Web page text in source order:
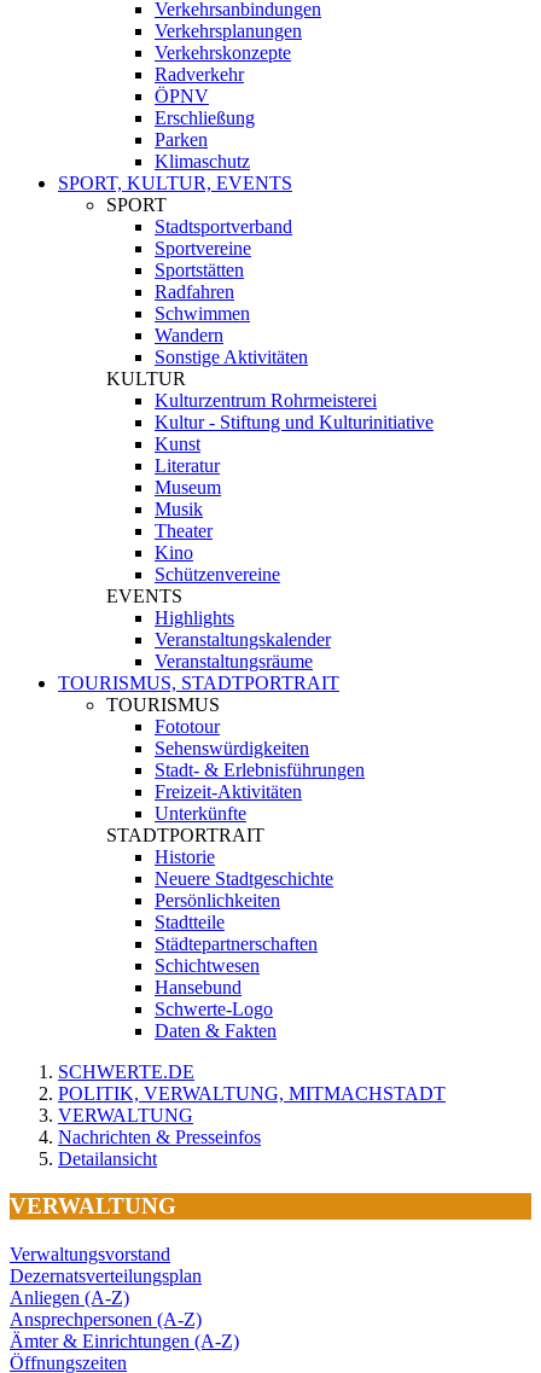
Verkehrsanbindungen
Verkehrsplanungen
Verkehrskonzepte
Radverkehr
ÖPNV
Erschließung
Parken
Klimaschutz
SPORT, KULTUR, EVENTS
SPORT
Stadtsportverband
Sportvereine
Sportstätten
Radfahren
Schwimmen
Wandern
Sonstige Aktivitäten
KULTUR
Kulturzentrum Rohrmeisterei
Kultur - Stiftung und Kulturinitiative
Kunst
Literatur
Museum
Musik
Theater
Kino
Schützenvereine
EVENTS
Highlights
Veranstaltungskalender
Veranstaltungsräume
TOURISMUS, STADTPORTRAIT
TOURISMUS
Fototour
Sehenswürdigkeiten
Stadt- & Erlebnisführungen
Freizeit-Aktivitäten
Unterkünfte
STADTPORTRAIT
Historie
Neuere Stadtgeschichte
Persönlichkeiten
Stadtteile
Städtepartnerschaften
Schichtwesen
Hansebund
Schwerte-Logo
Daten & Fakten
SCHWERTE.DE
POLITIK, VERWALTUNG, MITMACHSTADT
VERWALTUNG
Nachrichten & Presseinfos
Detailansicht
VERWALTUNG
Verwaltungsvorstand
Dezernatsverteilungsplan
Anliegen (A-Z)
Ansprechpersonen (A-Z)
Ämter & Einrichtungen (A-Z)
Öffnungszeiten